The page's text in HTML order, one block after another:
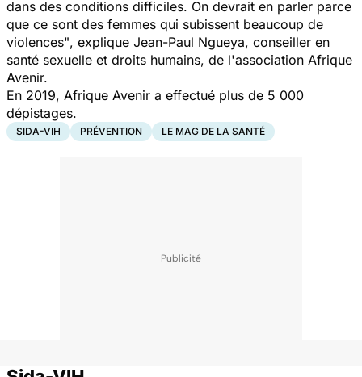
dans des conditions difficiles. On devrait en parler parce
que ce sont des femmes qui subissent beaucoup de
violences", explique Jean-Paul Ngueya, conseiller en
santé sexuelle et droits humains, de l'association Afrique
Avenir.
En 2019, Afrique Avenir a effectué plus de 5 000
dépistages.
SIDA-VIH PRÉVENTION LE MAG DE LA SANTÉ